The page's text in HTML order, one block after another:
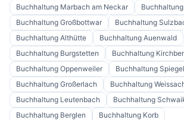
Buchhaltung Marbach am Neckar Buchhaltung
Buchhaltung Großbottwar Buchhaltung
Buchhaltung Althütte Buchhaltung Auenwald
Buchhaltung Burgstetten Buchhaltung
Buchhaltung Oppenweiler Buchhaltung
Buchhaltung Großerlach Buchhaltung
Buchhaltung Leutenbach Buchhaltung
Buchhaltung Berglen Buchhaltung Korb